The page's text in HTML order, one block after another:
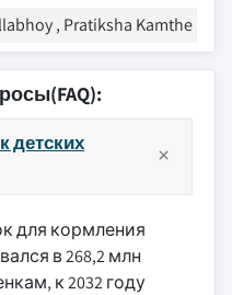
, Pratiksha Kamthe
детских
для кормления
в 268,2 млн
к 2032 году